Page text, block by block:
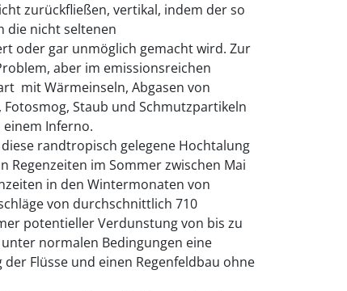
zurückfließen, vertikal, indem der so
die nicht seltenen
oder gar unmöglich gemacht wird. Zur
aber im emissionsreichen
 mit Wärmeinseln, Abgasen von
Staub und Schmutzpartikeln
einem Inferno.
randtropisch gelegene Hochtalung
Regenzeiten im Sommer zwischen Mai
in den Wintermonaten von
von durchschnittlich 710
potentieller Verdunstung von bis zu
normalen Bedingungen eine
Flüsse und einen Regenfeldbau ohne